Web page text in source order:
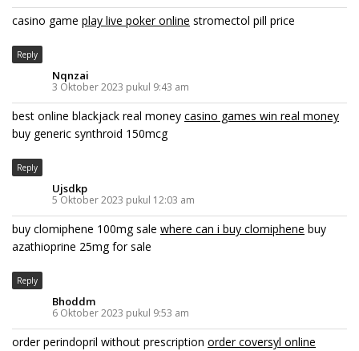
casino game play live poker online stromectol pill price
Reply
Nqnzai
3 Oktober 2023 pukul 9:43 am
best online blackjack real money casino games win real money
buy generic synthroid 150mcg
Reply
Ujsdkp
5 Oktober 2023 pukul 12:03 am
buy clomiphene 100mg sale where can i buy clomiphene buy
azathioprine 25mg for sale
Reply
Bhoddm
6 Oktober 2023 pukul 9:53 am
order perindopril without prescription order coversyl online